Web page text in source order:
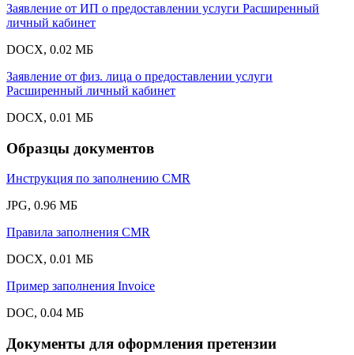
Заявление от ИП о предоставлении услуги Расширенный
личный кабинет
DOCX, 0.02 МБ
Заявление от физ. лица о предоставлении услуги
Расширенный личный кабинет
DOCX, 0.01 МБ
Образцы документов
Инструкция по заполнению CMR
JPG, 0.96 МБ
Правила заполнения CMR
DOCX, 0.01 МБ
Пример заполнения Invoice
DOC, 0.04 МБ
Документы для оформления претензии